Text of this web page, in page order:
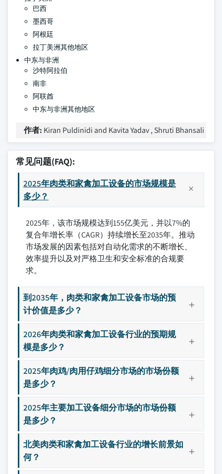
巴西
墨西哥
阿根廷
拉丁美洲其他地区
中东与非洲
沙特阿拉伯
南非
阿联酋
中东与非洲其他地区
作者: Kiran Puldinidi and Kavita Yadav , Shruti Bhansali
常见问题(FAQ):
2025年肉类和家禽加工设备的市场规模是
多少？
2025年，该市场规模达到155亿美元，并以7%的
复合年增长率（CAGR）持续增长至2035年。推动
市场发展的因素包括对自动化需求的不断增长、
效率提升以及对严格卫生和安全标准的合规要
求。
到2035年，肉类和家禽加工设备市场的预
计价值是多少？
2026年肉类和家禽加工设备行业的预期规
模是多少？
2025年肉鸡/肉用仔鸡细分市场的市场份额
是多少？
2025年主要加工设备细分市场的市场份额
是多少？
北美肉类和家禽加工设备行业的增长前景如
何？